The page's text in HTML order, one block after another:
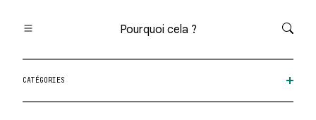
Pourquoi cela ?
Toutes les questions
Catégories
CATÉGORIES